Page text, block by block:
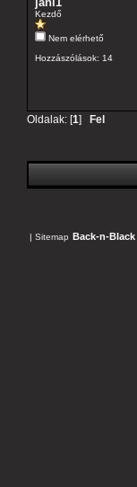
Kezdő
Nem elérhető
Hozzászólások: 14
Oldalak: [1] Fel
| Sitemap Back-n-Black